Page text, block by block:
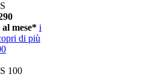
mese* i
di più
100